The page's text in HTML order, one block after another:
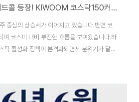
국내 최초의 코스닥커버드콜 등장! KIWOOM 코스닥150커버드콜액티브 ETF(0198A0)
중심의 상승세가 이어지고 있습니다.반면 코
며 코스피 대비 부진한 흐름을 보여왔습니다.하
활성화 정책이 본격화되면서 분위기가 달라
확대, 국민성장펀드 조성, 코스닥 벤처펀드 지
ETF가 바로 KIWOOM 코스닥150커버드콜액
수에 투자하면서 시장 상황에 따라 옵션 매도